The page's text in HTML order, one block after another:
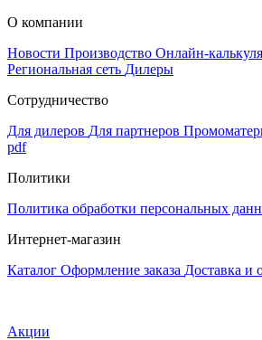
О компании
Новости Производство Онлайн-
Региональная сеть Дилеры
Сотрудничество
Для дилеров Для партнеров
pdf
Политики
Политика обработки персональных
Интернет-магазин
Каталог Оформление заказа Доставка и
Акции